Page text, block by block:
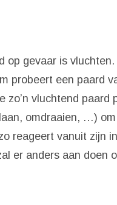
op gevaar is
probeert een paard
zo’n vluchtend
omdraaien, …)
reageert vanuit zijn
er anders aan doen